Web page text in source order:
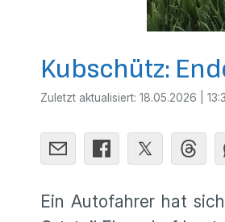
Kubschütz:
Zuletzt aktualisiert: 18.05.2026 |
Ein Autofahrer hat